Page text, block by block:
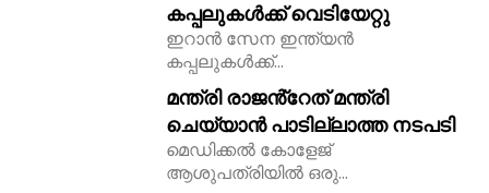
കപ്പലുകൾക്ക് വെടിയേറ്റു
ഇറാൻ സേന ഇന്ത്യൻ
കപ്പലുകൾക്ക്...
മന്ത്രി രാജൻ്റേത് മന്ത്രി
ചെയ്യാൻ പാടില്ലാത്ത നടപടി
മെഡിക്കൽ കോളേജ്
ആശുപത്രിയിൽ ഒരു...